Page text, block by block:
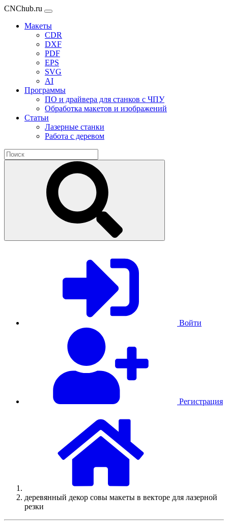
CNChub.ru
Макеты
CDR
DXF
PDF
EPS
SVG
AI
Программы
ПО и драйвера для станков с ЧПУ
Обработка макетов и изображений
Статьи
Лазерные станки
Работа с деревом
Войти
Регистрация
деревянный декор совы макеты в векторе для лазерной
резки